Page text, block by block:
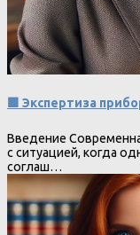
🟩 Экспертиза
Введение
с ситуацией, когда
соглаш…